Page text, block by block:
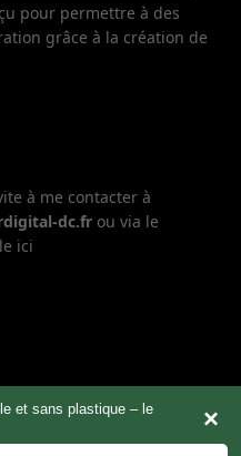
et sans plastique – le
×
pour permettre à des
grâce à la création de
à me contacter à
dc.fr ou via le
ici